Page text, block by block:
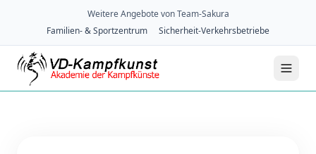
Weitere Angebote von Team-Sakura
Familien- & Sportzentrum
Sicherheit-Verkehrsbetriebe